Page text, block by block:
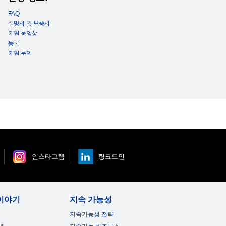
FAQ
설명서 및 보증서
지원 동영상
등록
지원 문의
인스타그램 링크드인
야기 지속 가능성
지속가능성 전략